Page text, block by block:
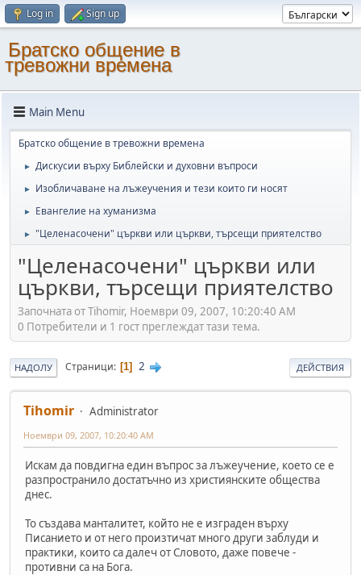
Log in Sign up
Братско общение в
тревожни времена
Main Menu
Братско общение в тревожни времена
► Дискусии върху Библейски и духовни въпроси
► Изобличаване на лъжеучения и тези които ги носят
► Евангелие на хуманизма
► "Целенасочени" църкви или църкви, търсещи приятелство
"Целенасочени" църкви или
църкви, търсещи приятелство
Започната от Tihomir, Ноември 09, 2007, 10:20:40 AM
0 Потребители и 1 гост преглеждат тази тема.
НАДОЛУ Страници 1 2 ДЕЙСТВИЯ
Tihomir Administrator
Ноември 09, 2007, 10:20:40 AM
Искам да повдигна един въпрос за лъжеучение, което се е
разпространило достатъчно из християнските общества
днес.
То създава манталитет, който не е изграден върху
Писанието и от него произтичат много други заблуди и
практики, които са далеч от Словото, даже повече -
противни са на Бога.